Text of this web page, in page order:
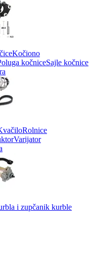
Kočiono
kočniceSajle kočnice
Rolnice
Varijator
i zupčanik kurble